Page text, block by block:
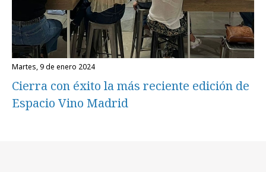
martes, 9 de enero 2024
Cierra con éxito la más reciente edición de
Espacio Vino Madrid